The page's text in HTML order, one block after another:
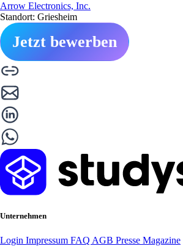
Arrow Electronics, Inc.
Standort: Griesheim
Jetzt bewerben
Unternehmen
Login Impressum FAQ AGB Presse Magazine